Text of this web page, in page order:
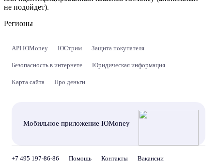
не подойдет).
Регионы
API ЮMoney ЮСтрим Защита покупателя
Безопасность в интернете Юридическая информация
Карта сайта Про деньги
Мобильное приложение ЮMoney
+7 495 197-86-86 Помощь Контакты Вакансии